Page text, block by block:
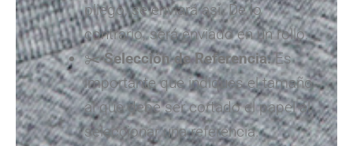
pliego, se enviará así. De lo
contrario, será enviado en un rollo.
✂️Selección de Referencia:Es
importante que indiques el tamaño
al que debe ser cortado el papel al
seleccionar una referencia.